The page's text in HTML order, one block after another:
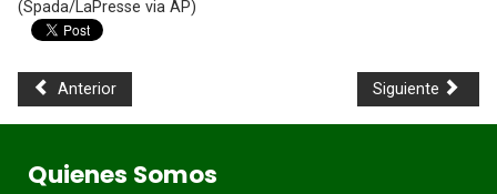
(Spada/LaPresse via AP)
Anterior Siguiente
Quienes Somos